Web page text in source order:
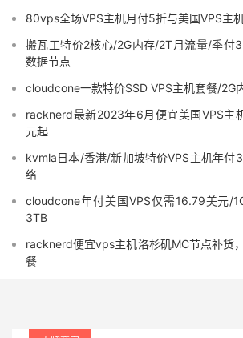
80vps全场VPS主机月付5折与美国VPS主
搬瓦工特价2核心/2G内存/2T月流量/季付
数据节点
cloudcone一款特价SSD VPS主机套餐/2G
racknerd最新2023年6月便宜美国VPS主
元起
kvmla日本/香港/新加坡特价VPS主机年付
络
cloudcone年付美国VPS仅需16.79美元/
3TB
racknerd便宜vps主机洛杉矶MC节点补货
餐